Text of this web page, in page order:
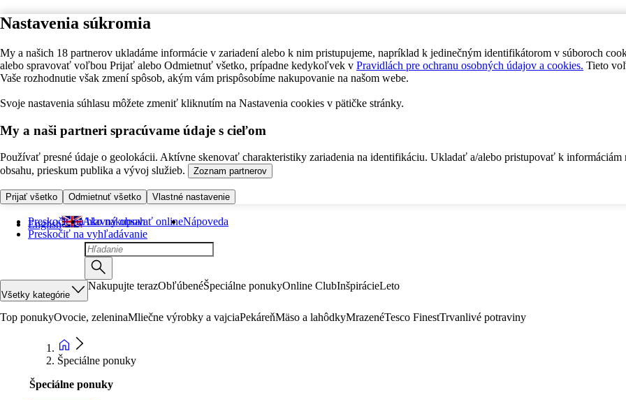
Nastavenia súkromia
My a našich 18 partnerov ukladáme informácie v zariadení alebo k nim pristupujeme, napríklad k jedinečným identifikátorom v súboroch
alebo spravovať voľbou Prijať alebo Odmietnuť všetko, prípadne kedykoľvek v Pravidlách pre ochranu osobných údajov a cookies. Tieto
Vaše rozhodnutie však zmení spôsob, akým vám prispôsobíme nakupovanie na našom webe.
Svoje nastavenia súhlasu môžete zmeniť kliknutím na Nastavenia cookies v pätičke stránky.
My a naši partneri spracúvame údaje s cieľom
Používať presné údaje o geolokácii. Aktívne skenovať charakteristiky zariadenia na identifikáciu. Ukladať a/alebo pristupovať k informáciám
obsahu, prieskum publika a vývoj služieb.
Zoznam partnerov
Prijať všetko Odmietnuť všetko Vlastné nastavenie
Preskočiť na hlavný obsah
Preskočiť na vyhľadávanie
English Ako nakupovať onlineNápoveda
Všetky kategórie
Nakupujte terazObľúbenéŠpeciálne ponukyOnline ClubInšpirácieLeto
Top ponukyOvocie, zeleninaMliečne výrobky a vajciaPekáreňMäso a lahôdkyMrazenéTesco FinestTrvanlivé potraviny
Špeciálne ponuky
Špeciálne ponuky